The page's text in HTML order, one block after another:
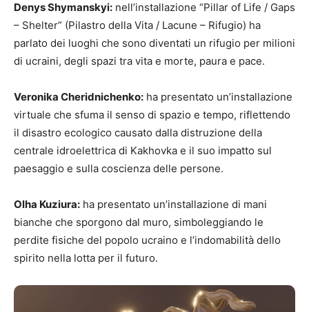
Denys Shymanskyi: nell’installazione “Pillar of Life / Gaps
– Shelter” (Pilastro della Vita / Lacune – Rifugio) ha
parlato dei luoghi che sono diventati un rifugio per milioni
di ucraini, degli spazi tra vita e morte, paura e pace.
Veronika Cheridnichenko: ha presentato un’installazione
virtuale che sfuma il senso di spazio e tempo, riflettendo
il disastro ecologico causato dalla distruzione della
centrale idroelettrica di Kakhovka e il suo impatto sul
paesaggio e sulla coscienza delle persone.
Olha Kuziura: ha presentato un’installazione di mani
bianche che sporgono dal muro, simboleggiando le
perdite fisiche del popolo ucraino e l’indomabilità dello
spirito nella lotta per il futuro.